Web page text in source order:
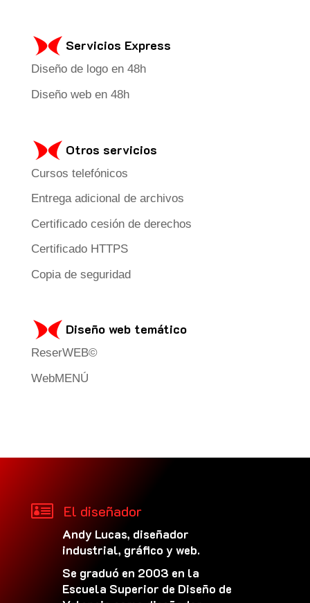
Servicios Express
Diseño de logo en 48h
Diseño web en 48h
Otros servicios
Cursos telefónicos
Entrega adicional de archivos
Certificado cesión de derechos
Certificado HTTPS
Copia de seguridad
Diseño web temático
ReserWEB©
WebMENÚ
 El diseñador
Andy Lucas, diseñador
industrial, gráfico y web.
Se graduó en 2003 en la
Escuela Superior de Diseño de